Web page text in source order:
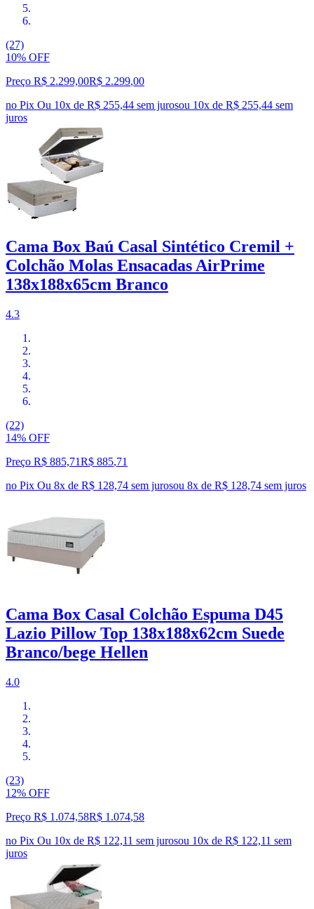
(27)
10% OFF
Preço R$ 2.299,00R$ 2.299,00
no Pix Ou 10x de R$ 255,44 sem jurosou 10x de R$ 255,44 sem
juros
Cama Box Baú Casal Sintético Cremil +
Colchão Molas Ensacadas AirPrime
138x188x65cm Branco
4.3
(22)
14% OFF
Preço R$ 885,71R$ 885,71
no Pix Ou 8x de R$ 128,74 sem jurosou 8x de R$ 128,74 sem juros
Cama Box Casal Colchão Espuma D45
Lazio Pillow Top 138x188x62cm Suede
Branco/bege Hellen
4.0
(23)
12% OFF
Preço R$ 1.074,58R$ 1.074,58
no Pix Ou 10x de R$ 122,11 sem jurosou 10x de R$ 122,11 sem
juros